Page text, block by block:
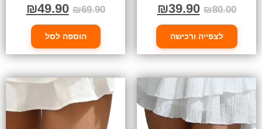
₪80.00
₪39.90
לצפייה ורכישה
₪69.90
₪49.90
הוספה לסל